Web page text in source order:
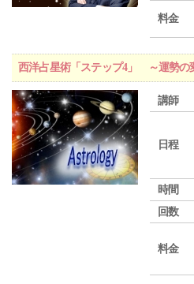
料金
西洋占星術「ステップ4」 ～運勢の
講師
日程
時間
回数
料金